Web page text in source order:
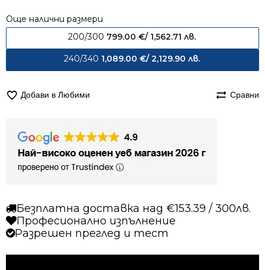
Още налични размери
200/300 799.00 €/ 1,562.71 лв.
240/340 1,089.00 €/ 2,129.90 лв.
Добави в Любими Сравни
Безплатна доставка над €153.39 / 300лв.
Професионално изпълнение
Разрешен преглед и тест